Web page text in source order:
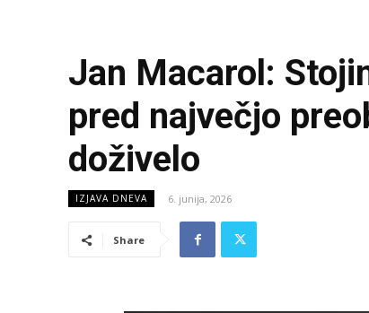
Jan Macarol:
pred največjo
doživelo
IZJAVA DNEVA 6. junija, 2026
Share